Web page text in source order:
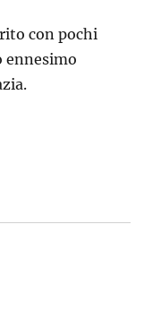
con pochi
ennesimo